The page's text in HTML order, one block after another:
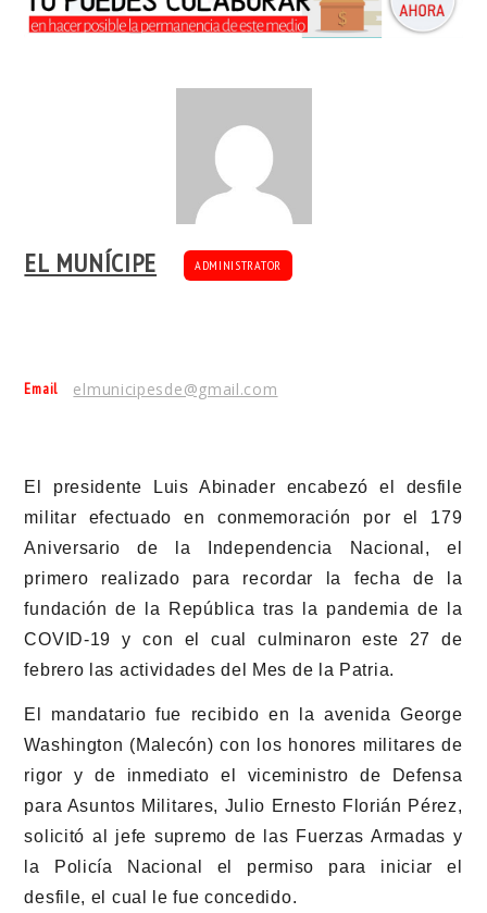
EL MUNÍCIPE ADMINISTRATOR
Email elmunicipesde@gmail.com
El presidente Luis Abinader encabezó el desfile
militar efectuado en conmemoración por el 179
Aniversario de la Independencia Nacional, el
primero realizado para recordar la fecha de la
fundación de la República tras la pandemia de la
COVID-19 y con el cual culminaron este 27 de
febrero las actividades del Mes de la Patria.
El mandatario fue recibido en la avenida George
Washington (Malecón) con los honores militares de
rigor y de inmediato el viceministro de Defensa
para Asuntos Militares, Julio Ernesto Florián Pérez,
solicitó al jefe supremo de las Fuerzas Armadas y
la Policía Nacional el permiso para iniciar el
desfile, el cual le fue concedido.